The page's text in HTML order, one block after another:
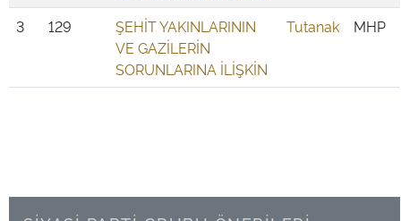
3 129
ŞEHİT YAKINLARININ
VE GAZİLERİN
SORUNLARINA İLİŞKİN
Tutanak MHP